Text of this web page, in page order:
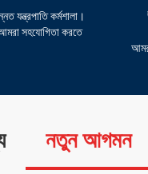
যন্ত্রপাতি কর্মশালা।
সহযোগিতা করতে
নতুন আগমন